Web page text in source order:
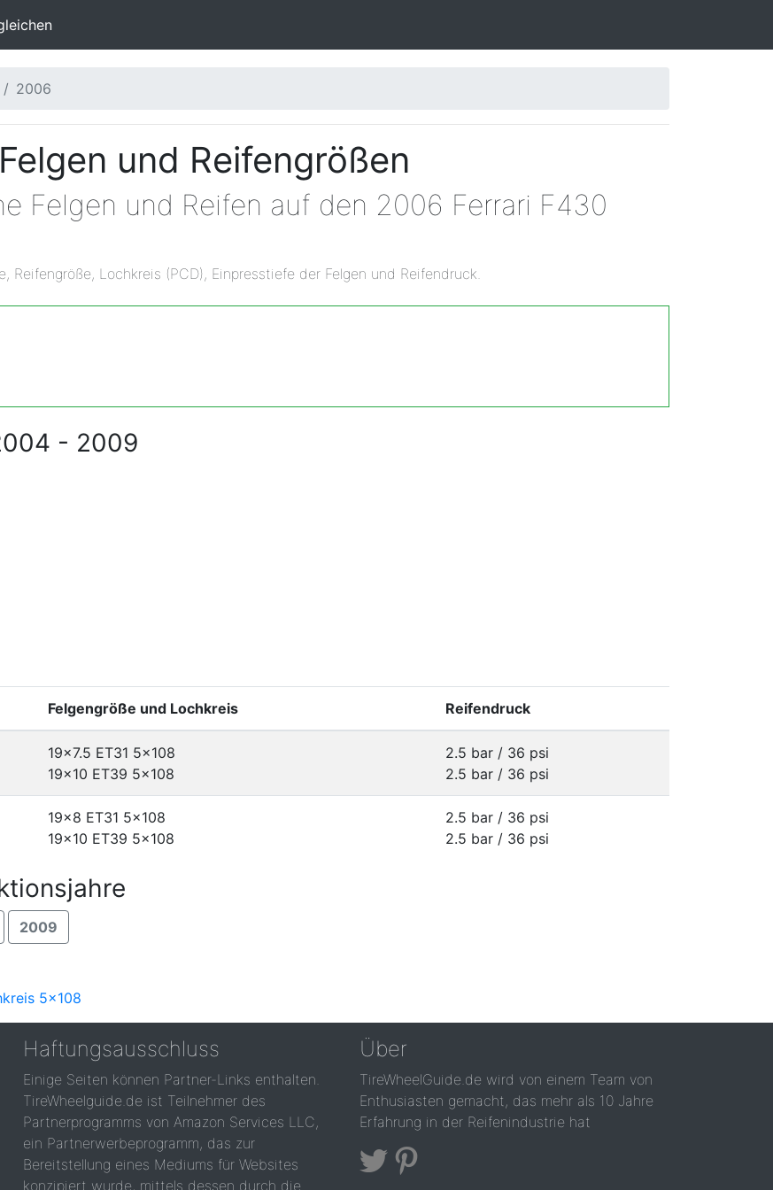
2006
und Reifengrößen
Felgen und Reifen auf den 2006 Ferrari F430
Reifengröße, Lochkreis (PCD), Einpresstiefe der Felgen und Reifendruck.
- 2009
Felgengröße und Lochkreis Reifendruck
19x7.5 ET31 5x108
19x10 ET39 5x108
2.5 bar / 36 psi
2.5 bar / 36 psi
19x8 ET31 5x108
19x10 ET39 5x108
2.5 bar / 36 psi
2.5 bar / 36 psi
2009
5x108
Haftungsausschluss
Einige Seiten können Partner-Links enthalten.
TireWheelguide.de ist Teilnehmer des
Partnerprogramms von Amazon Services LLC,
ein Partnerwerbeprogramm, das zur
Bereitstellung eines Mediums für Websites
konzipiert wurde, mittels dessen durch die
Über
TireWheelGuide.de wird von einem Team von
Enthusiasten gemacht, das mehr als 10 Jahre
Erfahrung in der Reifenindustrie hat